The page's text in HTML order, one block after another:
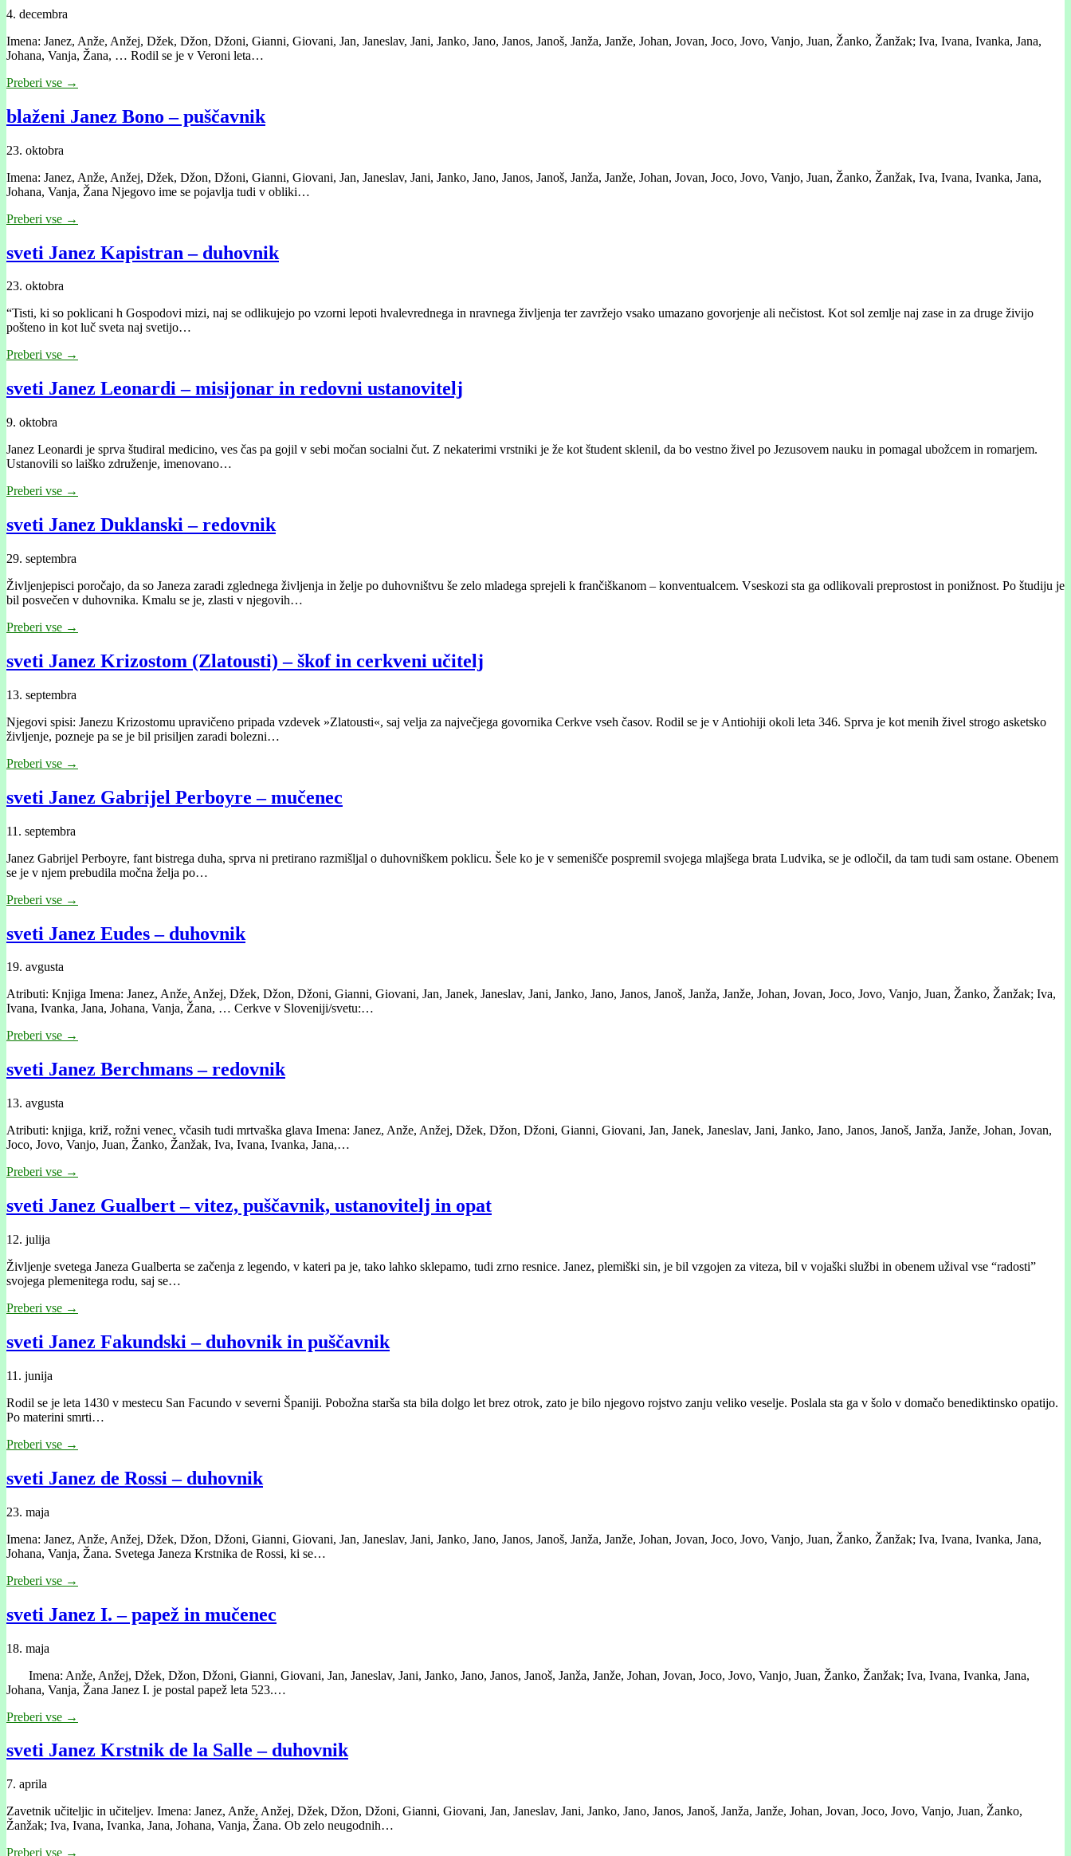
4. decembra
Imena: Janez, Anže, Anžej, Džek, Džon, Džoni, Gianni, Giovani, Jan, Janeslav, Jani, Janko, Jano, Janos, Janoš, Janža, Janže, Johan, Jovan, Joco, Jovo, Vanjo, Juan, Žanko, Žanžak; Iva, Ivana, Ivanka, Jana,
Johana, Vanja, Žana, … Rodil se je v Veroni leta…
Preberi vse →
blaženi Janez Bono – puščavnik
23. oktobra
Imena: Janez, Anže, Anžej, Džek, Džon, Džoni, Gianni, Giovani, Jan, Janeslav, Jani, Janko, Jano, Janos, Janoš, Janža, Janže, Johan, Jovan, Joco, Jovo, Vanjo, Juan, Žanko, Žanžak, Iva, Ivana, Ivanka, Jana,
Johana, Vanja, Žana Njegovo ime se pojavlja tudi v obliki…
Preberi vse →
sveti Janez Kapistran – duhovnik
23. oktobra
“Tisti, ki so poklicani h Gospodovi mizi, naj se odlikujejo po vzorni lepoti hvalevrednega in nravnega življenja ter zavržejo vsako umazano govorjenje ali nečistost. Kot sol zemlje naj zase in za druge živijo
pošteno in kot luč sveta naj svetijo…
Preberi vse →
sveti Janez Leonardi – misijonar in redovni ustanovitelj
9. oktobra
Janez Leonardi je sprva študiral medicino, ves čas pa gojil v sebi močan socialni čut. Z nekaterimi vrstniki je že kot študent sklenil, da bo vestno živel po Jezusovem nauku in pomagal ubožcem in romarjem.
Ustanovili so laiško združenje, imenovano…
Preberi vse →
sveti Janez Duklanski – redovnik
29. septembra
Življenjepisci poročajo, da so Janeza zaradi zglednega življenja in želje po duhovništvu še zelo mladega sprejeli k frančiškanom – konventualcem. Vseskozi sta ga odlikovali preprostost in ponižnost. Po študiju je
bil posvečen v duhovnika. Kmalu se je, zlasti v njegovih…
Preberi vse →
sveti Janez Krizostom (Zlatousti) – škof in cerkveni učitelj
13. septembra
Njegovi spisi: Janezu Krizostomu upravičeno pripada vzdevek »Zlatousti«, saj velja za največjega govornika Cerkve vseh časov. Rodil se je v Antiohiji okoli leta 346. Sprva je kot menih živel strogo asketsko
življenje, pozneje pa se je bil prisiljen zaradi bolezni…
Preberi vse →
sveti Janez Gabrijel Perboyre – mučenec
11. septembra
Janez Gabrijel Perboyre, fant bistrega duha, sprva ni pretirano razmišljal o duhovniškem poklicu. Šele ko je v semenišče pospremil svojega mlajšega brata Ludvika, se je odločil, da tam tudi sam ostane. Obenem
se je v njem prebudila močna želja po…
Preberi vse →
sveti Janez Eudes – duhovnik
19. avgusta
Atributi: Knjiga Imena: Janez, Anže, Anžej, Džek, Džon, Džoni, Gianni, Giovani, Jan, Janek, Janeslav, Jani, Janko, Jano, Janos, Janoš, Janža, Janže, Johan, Jovan, Joco, Jovo, Vanjo, Juan, Žanko, Žanžak; Iva,
Ivana, Ivanka, Jana, Johana, Vanja, Žana, … Cerkve v Sloveniji/svetu:…
Preberi vse →
sveti Janez Berchmans – redovnik
13. avgusta
Atributi: knjiga, križ, rožni venec, včasih tudi mrtvaška glava Imena: Janez, Anže, Anžej, Džek, Džon, Džoni, Gianni, Giovani, Jan, Janek, Janeslav, Jani, Janko, Jano, Janos, Janoš, Janža, Janže, Johan, Jovan,
Joco, Jovo, Vanjo, Juan, Žanko, Žanžak, Iva, Ivana, Ivanka, Jana,…
Preberi vse →
sveti Janez Gualbert – vitez, puščavnik, ustanovitelj in opat
12. julija
Življenje svetega Janeza Gualberta se začenja z legendo, v kateri pa je, tako lahko sklepamo, tudi zrno resnice. Janez, plemiški sin, je bil vzgojen za viteza, bil v vojaški službi in obenem užival vse “radosti”
svojega plemenitega rodu, saj se…
Preberi vse →
sveti Janez Fakundski – duhovnik in puščavnik
11. junija
Rodil se je leta 1430 v mestecu San Facundo v severni Španiji. Pobožna starša sta bila dolgo let brez otrok, zato je bilo njegovo rojstvo zanju veliko veselje. Poslala sta ga v šolo v domačo benediktinsko opatijo.
Po materini smrti…
Preberi vse →
sveti Janez de Rossi – duhovnik
23. maja
Imena: Janez, Anže, Anžej, Džek, Džon, Džoni, Gianni, Giovani, Jan, Janeslav, Jani, Janko, Jano, Janos, Janoš, Janža, Janže, Johan, Jovan, Joco, Jovo, Vanjo, Juan, Žanko, Žanžak; Iva, Ivana, Ivanka, Jana,
Johana, Vanja, Žana. Svetega Janeza Krstnika de Rossi, ki se…
Preberi vse →
sveti Janez I. – papež in mučenec
18. maja
Imena: Anže, Anžej, Džek, Džon, Džoni, Gianni, Giovani, Jan, Janeslav, Jani, Janko, Jano, Janos, Janoš, Janža, Janže, Johan, Jovan, Joco, Jovo, Vanjo, Juan, Žanko, Žanžak; Iva, Ivana, Ivanka, Jana,
Johana, Vanja, Žana Janez I. je postal papež leta 523.…
Preberi vse →
sveti Janez Krstnik de la Salle – duhovnik
7. aprila
Zavetnik učiteljic in učiteljev. Imena: Janez, Anže, Anžej, Džek, Džon, Džoni, Gianni, Giovani, Jan, Janeslav, Jani, Janko, Jano, Janos, Janoš, Janža, Janže, Johan, Jovan, Joco, Jovo, Vanjo, Juan, Žanko,
Žanžak; Iva, Ivana, Ivanka, Jana, Johana, Vanja, Žana. Ob zelo neugodnih…
Preberi vse →